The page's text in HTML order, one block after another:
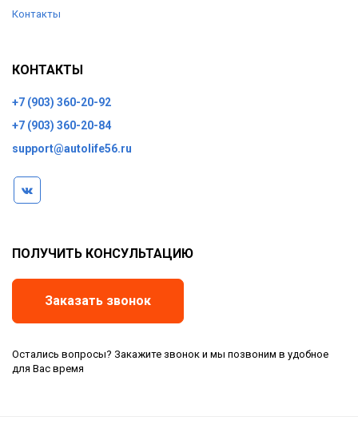
Контакты
КОНТАКТЫ
+7 (903) 360-20-92
+7 (903) 360-20-84
support@autolife56.ru
ПОЛУЧИТЬ КОНСУЛЬТАЦИЮ
Заказать звонок
Остались вопросы? Закажите звонок и мы позвоним в удобное
для Вас время